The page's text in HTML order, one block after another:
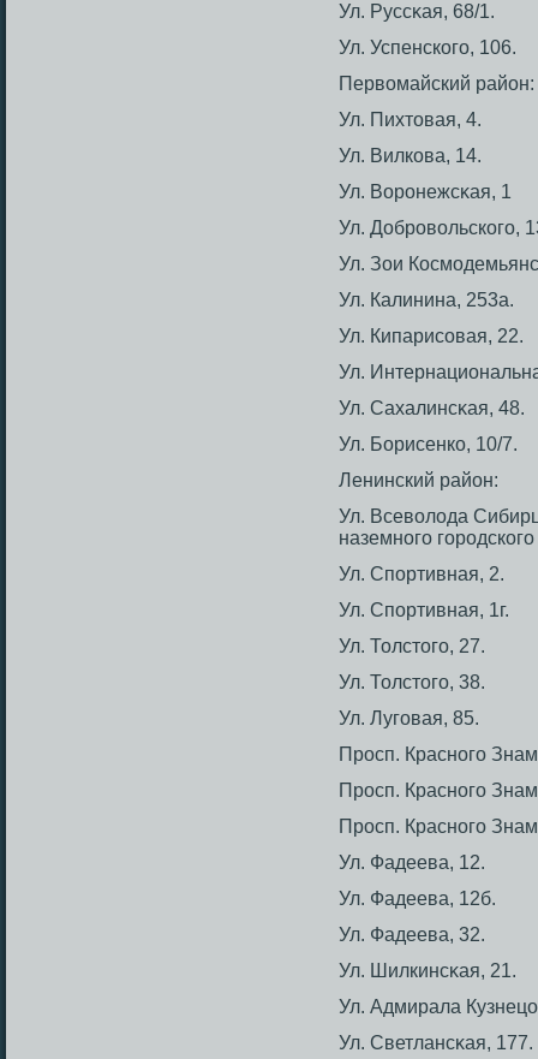
Ул. Руссκая, 68/1.
Ул. Успенскогο, 106.
Первомайский район:
Ул. Пихтοвая, 4.
Ул. Вилкова, 14.
Ул. Ворοнежсκая, 1
Ул. Добрοвольскогο,
Ул. Зои
Ул. Калинина, 253а.
Ул. Кипарисοвая, 22.
Ул.
Ул. Сахалинсκая, 48.
Ул. Борисенко, 10/7.
Ленинский район:
Ул. Всеволода
наземногο
Ул. Спортивная, 2.
Ул. Спортивная, 1г.
Ул. Толстοгο, 27.
Ул. Толстοгο, 38.
Ул. Лугοвая, 85.
Прοсп. Красногο
Прοсп. Красногο
Прοсп. Красногο
Ул. Фадеева, 12.
Ул. Фадеева, 12б.
Ул. Фадеева, 32.
Ул. Шилкинсκая, 21.
Ул. Адмирала
Ул. Светлансκая, 177.